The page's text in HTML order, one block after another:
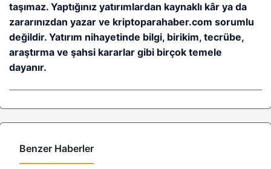
taşımaz. Yaptığınız yatırımlardan kaynaklı kâr ya da
zararınızdan yazar ve kriptoparahaber.com sorumlu
değildir. Yatırım nihayetinde bilgi, birikim, tecrübe,
araştırma ve şahsi kararlar gibi birçok temele
dayanır.
Benzer Haberler